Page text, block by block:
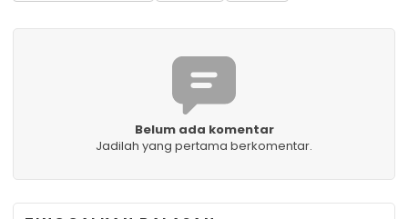
Belum ada komentar
Jadilah yang pertama berkomentar.